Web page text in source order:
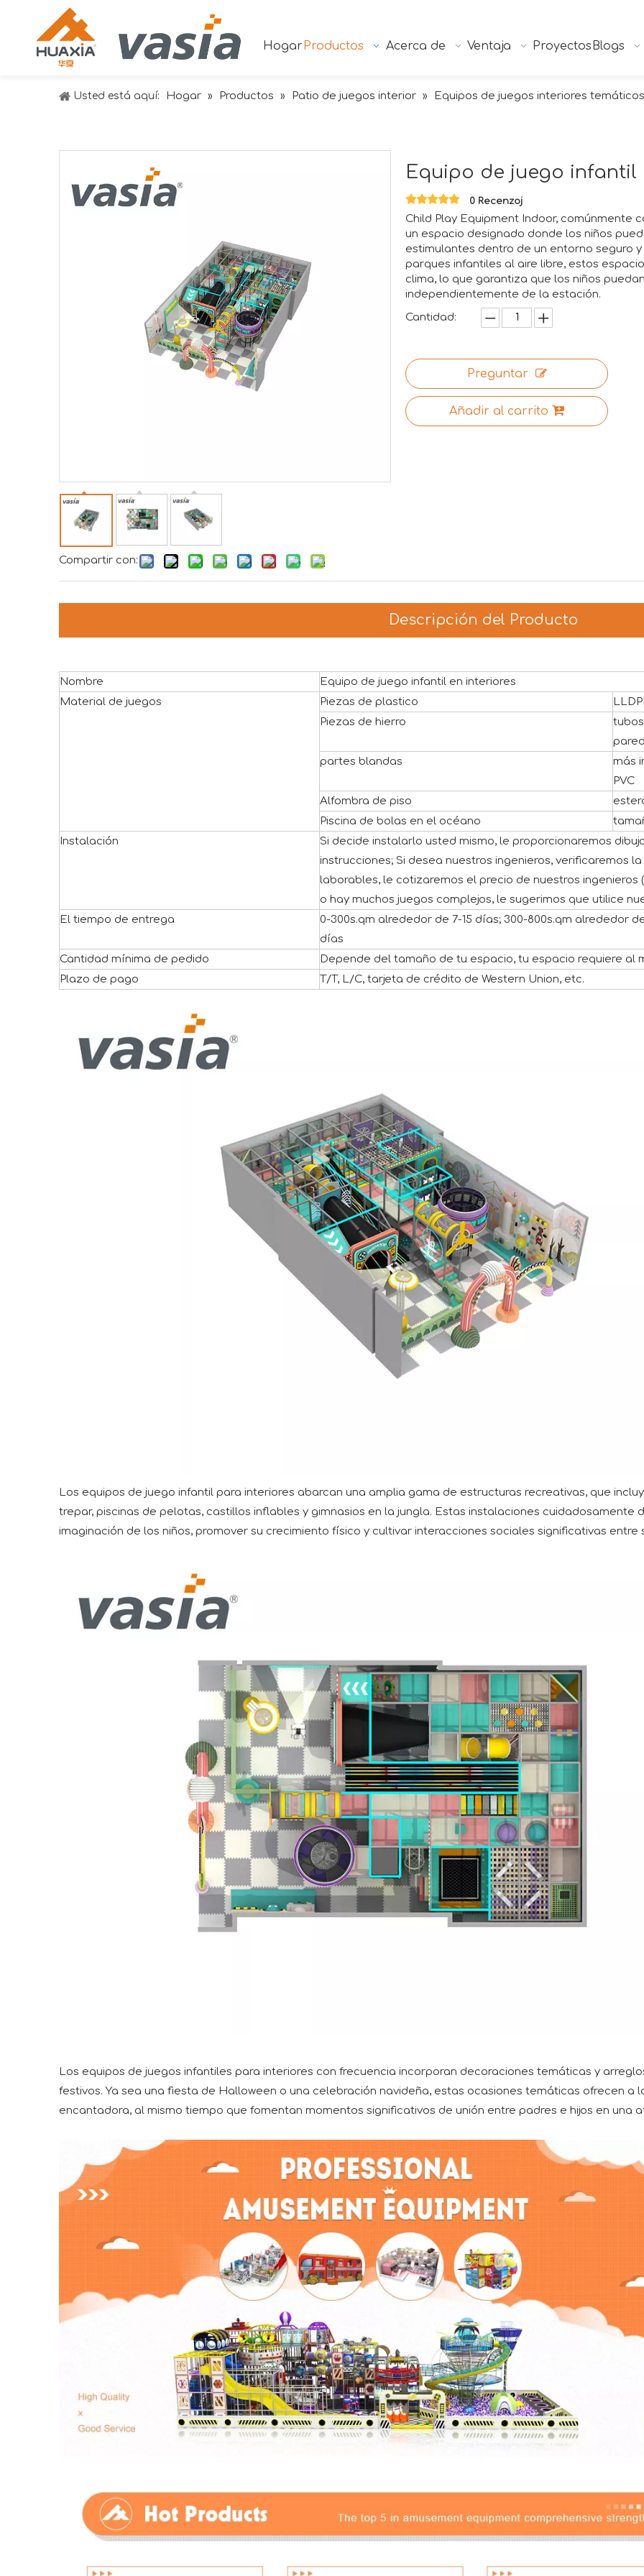
Hogar Productos Acerca de Ventaja Proyectos Blogs
Usted está aquí: Hogar » Productos » Patio de juegos interior » Equipos de juegos interiores temáticos
Compartir con:
Equipo de juego infantil
0 Recenzoj
Child Play Equipment Indoor, comúnmente
un espacio designado donde los niños
estimulantes dentro de un entorno seguro
parques infantiles al aire libre, estos
clima, lo que garantiza que los niños
independientemente de la estación.
Cantidad:
Preguntar
Añadir al carrito
Descripción del Producto
Nombre
Equipo de juego infantil en interiores
Material de juegos
Piezas de plastico
Piezas de hierro
partes blandas
más
PVC
Alfombra de piso
Piscina de bolas en el océano
Instalación
Si decide instalarlo usted mismo, le proporcionaremos
instrucciones; Si desea nuestros ingenieros, verificaremos
laborables, le cotizaremos el precio de nuestros ingenieros
o hay muchos juegos complejos, le sugerimos que utilice
El tiempo de entrega
0-300s.qm alrededor de 7-15 días; 300-800s.qm alrededor
días
Cantidad mínima de pedido
Depende del tamaño de tu espacio, tu espacio requiere al
Plazo de pago
T/T, L/C, tarjeta de crédito de Western Union, etc.
Los equipos de juego infantil para interiores abarcan una amplia gama de estructuras recreativas, que
trepar, piscinas de pelotas, castillos inflables y gimnasios en la jungla. Estas instalaciones cuidadosamente
imaginación de los niños, promover su crecimiento físico y cultivar interacciones sociales significativas entre
Los equipos de juegos infantiles para interiores con frecuencia incorporan decoraciones temáticas y
festivos. Ya sea una fiesta de Halloween o una celebración navideña, estas ocasiones temáticas ofrecen a
encantadora, al mismo tiempo que fomentan momentos significativos de unión entre padres e hijos en una